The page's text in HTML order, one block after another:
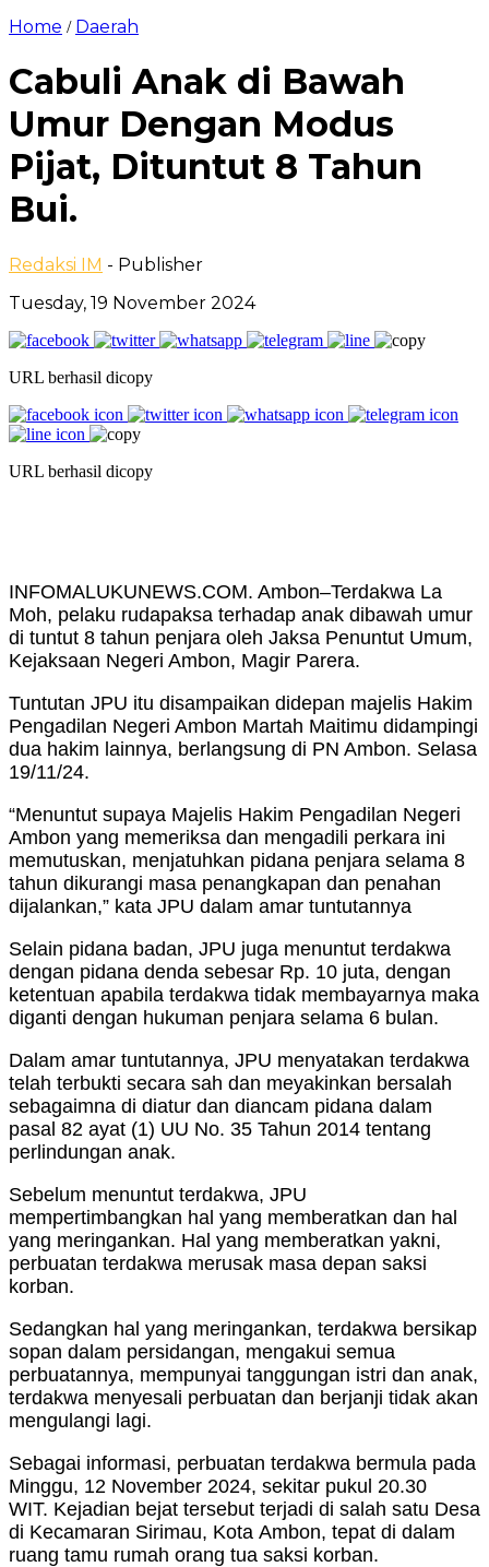
Home / Daerah
Cabuli Anak di Bawah
Umur Dengan Modus
Pijat, Dituntut 8 Tahun
Bui.
Redaksi IM - Publisher
Tuesday, 19 November 2024
URL berhasil dicopy
URL berhasil dicopy
INFOMALUKUNEWS.COM. Ambon–Terdakwa La
Moh, pelaku rudapaksa terhadap anak dibawah umur
di tuntut 8 tahun penjara oleh Jaksa Penuntut Umum,
Kejaksaan Negeri Ambon, Magir Parera.
Tuntutan JPU itu disampaikan didepan majelis Hakim
Pengadilan Negeri Ambon Martah Maitimu didampingi
dua hakim lainnya, berlangsung di PN Ambon. Selasa
19/11/24.
“Menuntut supaya Majelis Hakim Pengadilan Negeri
Ambon yang memeriksa dan mengadili perkara ini
memutuskan, menjatuhkan pidana penjara selama 8
tahun dikurangi masa penangkapan dan penahan
dijalankan,” kata JPU dalam amar tuntutannya
Selain pidana badan, JPU juga menuntut terdakwa
dengan pidana denda sebesar Rp. 10 juta, dengan
ketentuan apabila terdakwa tidak membayarnya maka
diganti dengan hukuman penjara selama 6 bulan.
Dalam amar tuntutannya, JPU menyatakan terdakwa
telah terbukti secara sah dan meyakinkan bersalah
sebagaimna di diatur dan diancam pidana dalam
pasal 82 ayat (1) UU No. 35 Tahun 2014 tentang
perlindungan anak.
Sebelum menuntut terdakwa, JPU
mempertimbangkan hal yang memberatkan dan hal
yang meringankan. Hal yang memberatkan yakni,
perbuatan terdakwa merusak masa depan saksi
korban.
Sedangkan hal yang meringankan, terdakwa bersikap
sopan dalam persidangan, mengakui semua
perbuatannya, mempunyai tanggungan istri dan anak,
terdakwa menyesali perbuatan dan berjanji tidak akan
mengulangi lagi.
Sebagai informasi, perbuatan terdakwa bermula pada
Minggu, 12 November 2024, sekitar pukul 20.30
WIT. Kejadian bejat tersebut terjadi di salah satu Desa
di Kecamaran Sirimau, Kota Ambon, tepat di dalam
ruang tamu rumah orang tua saksi korban.